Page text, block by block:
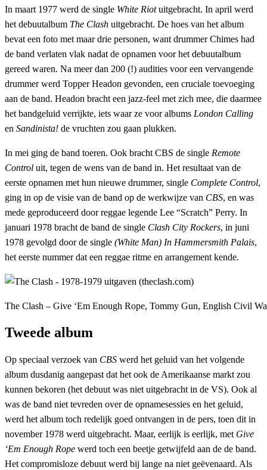
In maart 1977 werd de single White Riotuitgebracht. In april werd
het debuutalbum The Clash uitgebracht. De hoes van het album
bevat een foto met maar drie personen, want drummer Chimes had
de band verlaten vlak nadat de opnamen voor het debuutalbum
gereed waren. Na meer dan 200 (!) audities voor een vervangende
drummer werd Topper Headon gevonden, een cruciale toevoeging
aan de band. Headon bracht een jazz-feel met zich mee, die daarmee
het bandgeluid verrijkte, iets waar ze voor albums London Calling
en Sandinista! de vruchten zou gaan plukken.
In mei ging de band toeren. Ook bracht CBS de single Remote
Control uit, tegen de wens van de band in. Het resultaat van de
eerste opnamen met hun nieuwe drummer, single Complete Control,
ging in op de visie van de band op de werkwijze van CBS, en was
mede geproduceerd door reggae legende Lee “Scratch” Perry. In
januari 1978 bracht de band de single Clash City Rockers, in juni
1978 gevolgd door de single (White Man) In Hammersmith Palais,
het eerste nummer dat een reggae ritme en arrangement kende.
The Clash – Give ‘Em Enough Rope, Tommy Gun, English Civil
Tweede album
Op speciaal verzoek van CBS werd het geluid van het volgende
album dusdanig aangepast dat het ook de Amerikaanse markt zou
kunnen bekoren (het debuut was niet uitgebracht in de VS). Ook al
was de band niet tevreden over de opnamesessies en het geluid,
werd het album toch redelijk goed ontvangen in de pers, toen dit in
november 1978 werd uitgebracht. Maar, eerlijk is eerlijk, met Give
‘Em Enough Rope werd toch een beetje getwijfeld aan de de band.
Het compromisloze debuut werd bij lange na niet geëvenaard. Als